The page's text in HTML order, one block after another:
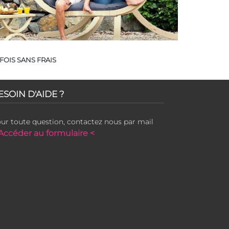
SANS FRAIS
D'AIDE ?
toute question, contactez nous par mail
au formulaire <